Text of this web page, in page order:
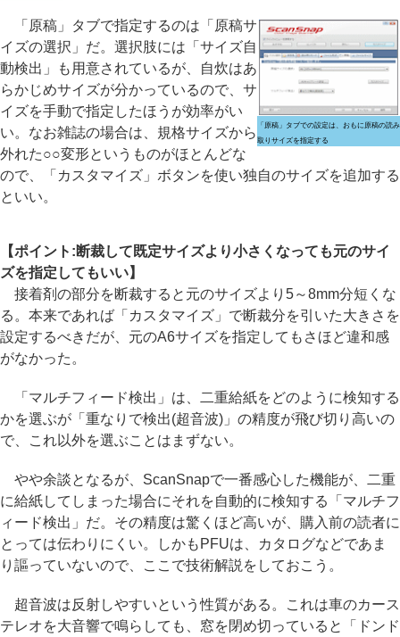
「原稿」タブでの設定は、おもに原稿の読み
取りサイズを指定する
「原稿」タブで指定するのは「原稿サ
イズの選択」だ。選択肢には「サイズ自
動検出」も用意されているが、自炊はあ
らかじめサイズが分かっているので、サ
イズを手動で指定したほうが効率がい
い。なお雑誌の場合は、規格サイズから
外れた○○変形というものがほとんどな
ので、「カスタマイズ」ボタンを使い独自のサイズを追加する
といい。
【ポイント:断裁して既定サイズより小さくなっても元のサイ
ズを指定してもいい】
接着剤の部分を断裁すると元のサイズより5～8mm分短くな
る。本来であれば「カスタマイズ」で断裁分を引いた大きさを
設定するべきだが、元のA6サイズを指定してもさほど違和感
がなかった。
「マルチフィード検出」は、二重給紙をどのように検知する
かを選ぶが「重なりで検出(超音波)」の精度が飛び切り高いの
で、これ以外を選ぶことはまずない。
やや余談となるが、ScanSnapで一番感心した機能が、二重
に給紙してしまった場合にそれを自動的に検知する「マルチフ
ィード検出」だ。その精度は驚くほど高いが、購入前の読者に
とっては伝わりにくい。しかもPFUは、カタログなどであま
り謳っていないので、ここで技術解説をしておこう。
超音波は反射しやすいという性質がある。これは車のカース
テレオを大音響で鳴らしても、窓を閉め切っていると「ドンド